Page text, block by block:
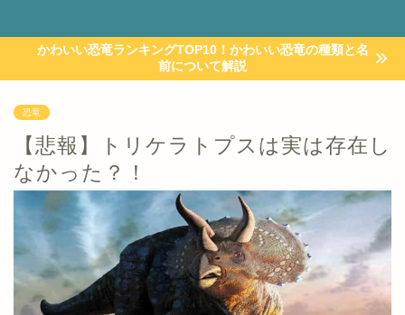
かわいい恐竜ランキングTOP10！かわいい恐竜の種類と名
前について解説
恐竜
【悲報】トリケラトプスは実は存在し
なかった？！